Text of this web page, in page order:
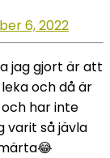
6, 2022
jag gjort är att
och då är
har inte
varit så jävla